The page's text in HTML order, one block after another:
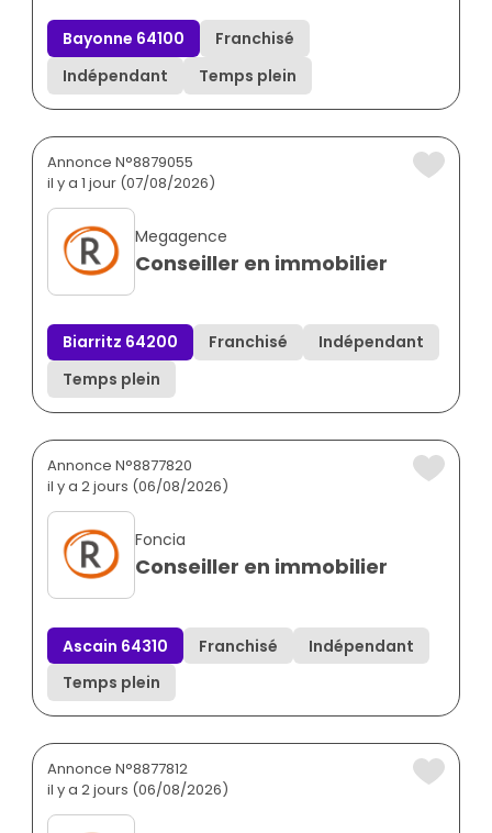
Bayonne 64100
Franchisé
Indépendant
Temps plein
Annonce N°8879055
il y a 1 jour (07/08/2026)
Megagence
Conseiller en immobilier
Biarritz 64200 Franchisé
Indépendant
Temps plein
Annonce N°8877820
il y a 2 jours (06/08/2026)
Foncia
Conseiller en immobilier
Ascain 64310 Franchisé
Indépendant
Temps plein
Annonce N°8877812
il y a 2 jours (06/08/2026)